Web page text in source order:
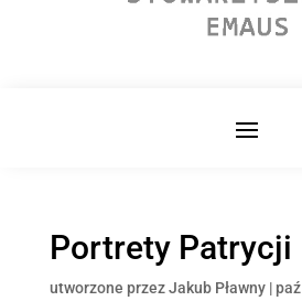
Portrety Patrycji
utworzone przezJakub Pławny|